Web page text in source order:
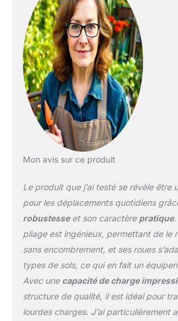
et à
Qualité: Le
plage
équipé d'un
direction
poignée
tissu Oxford
de PVC de
supérieure,
longue durée
Offre un
pour
grande
Comprend
gobelets et
organiser
articles.
charge
Convient à
Mon avis sur ce produit
Le produit que j’ai testé se révèle être
pour les déplacements quotidiens
robustesseet son caractère pratique.
pliage est ingénieux, permettant de le
sans encombrement, et ses roues
types de sols, ce qui en fait un
Avec une capacité de charge
structure de qualité, il est idéal pour
lourdes charges. J’ai particulièrement